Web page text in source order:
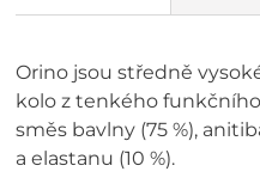
Orino jsou středně
kolo z tenkého
směs bavlny (75 %),
a elastanu (10 %).